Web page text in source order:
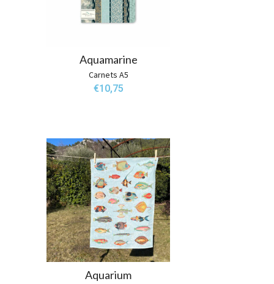
Aquamarine
Carnets A5
€10,75
Aquarium